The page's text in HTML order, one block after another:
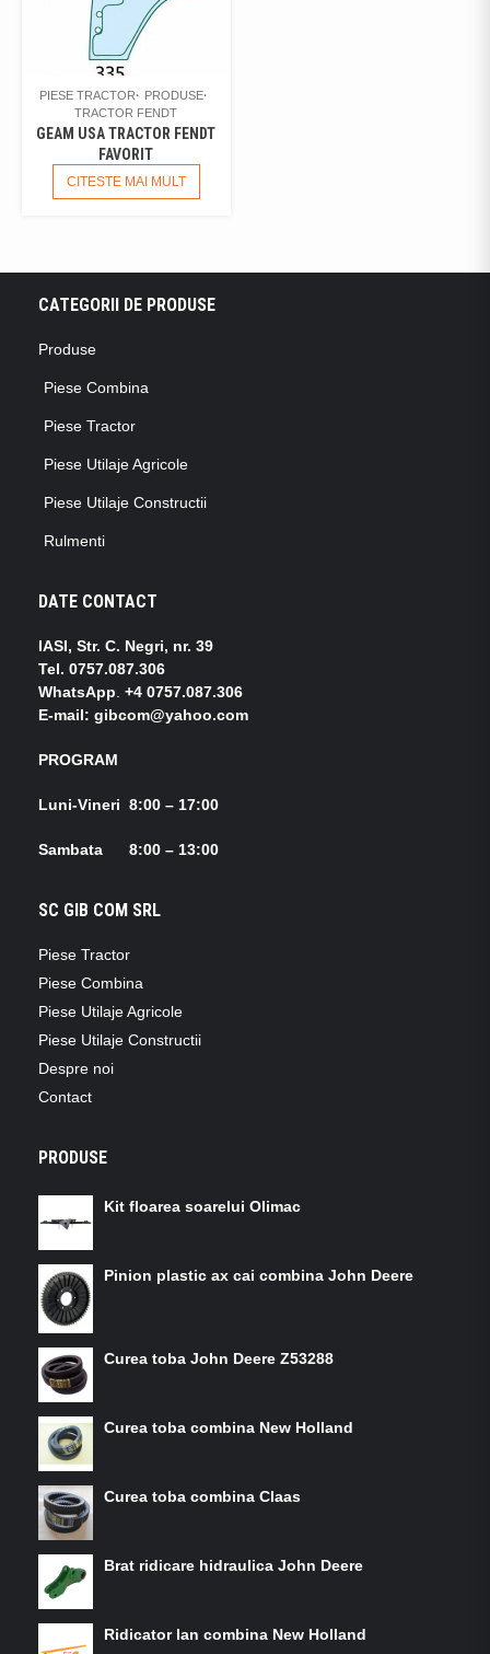
PIESE TRACTOR
PRODUSE
TRACTOR FENDT
GEAM USA TRACTOR FENDT
FAVORIT
CITESTE MAI MULT
CATEGORII DE PRODUSE
Produse
Piese Combina
Piese Tractor
Piese Utilaje Agricole
Piese Utilaje Constructii
Rulmenti
DATE CONTACT
IASI, Str. C. Negri, nr. 39
Tel. 0757.087.306
WhatsApp +4 0757.087.306
E-mail: gibcom@yahoo.com
PROGRAM
Luni-Vineri 8:00 – 17:00
Sambata 8:00 – 13:00
SC GIB COM SRL
Piese Tractor
Piese Combina
Piese Utilaje Agricole
Piese Utilaje Constructii
Despre noi
Contact
PRODUSE
Kit floarea soarelui Olimac
Pinion plastic ax cai combina John Deere
Curea toba John Deere Z53288
Curea toba combina New Holland
Curea toba combina Claas
Brat ridicare hidraulica John Deere
Ridicator lan combina New Holland